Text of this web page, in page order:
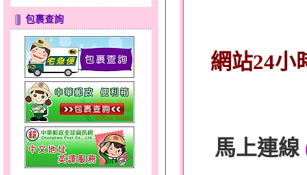
包裹查詢
網站24小
馬上連線